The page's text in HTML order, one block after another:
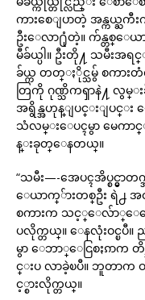
ကားစေျပာတဲ့ အန္ကယ္ႀ
ဦးေလာ႐ုံတဲ့။ က်န္တစ္ေယ
မီခ်ယ္ပါ။ ဦးတို႔ သမီးအရ
ခ်ယ္က တတ္ႏိုင္သမွ် စကား
တြကို ဂုဏ္သိကၡာနဲ႔ လွမ္း
အရွိန္အဟုန္ျပင္းျပင္း
သံလမ္းေပၚမွာ မေကာ
န္းခုတ္ေနတယ္။
“သမီး—-အေပၚအိပ္စင္မွာ
ေယာက္်ားတစ္ဦး ရဲ႕
စကားက သင့္ေလ်ာ္ေနေ
ပလိုက္တယ္။ ေနလုံးဝင္ၿပီ။
မွာ ေဘာ္ေငြစႏၵာက တိမ္
င္းပ လာခဲ့ၿပီ။ ဘူတာက
င့္စားလိုက္တယ္။